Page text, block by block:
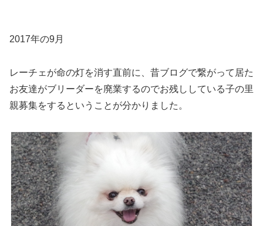
2017年の9月
レーチェが命の灯を消す直前に、昔ブログで繋がって居た
お友達がブリーダーを廃業するのでお残ししている子の里
親募集をするということが分かりました。